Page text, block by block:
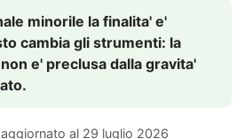
minorile la finalita' e'
cambia gli strumenti: la
e' preclusa dalla gravita'
al 29 luglio 2026